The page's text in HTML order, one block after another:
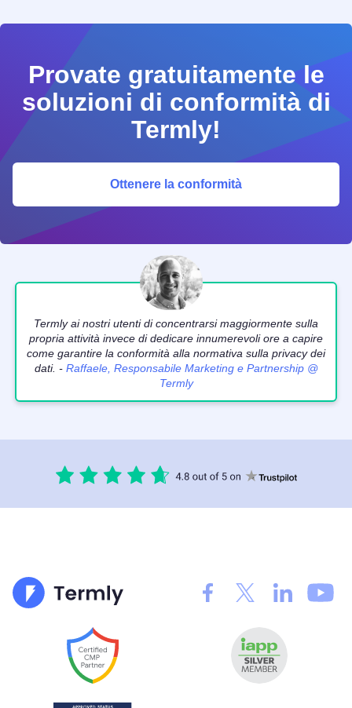
Provate gratuitamente le
soluzioni di conformità di
Termly!
Ottenere la conformità
Termly ai nostri utenti di concentrarsi maggiormente sulla
propria attività invece di dedicare innumerevoli ore a capire
come garantire la conformità alla normativa sulla privacy dei
dati. - Raffaele, Responsabile Marketing e Partnership @
Termly